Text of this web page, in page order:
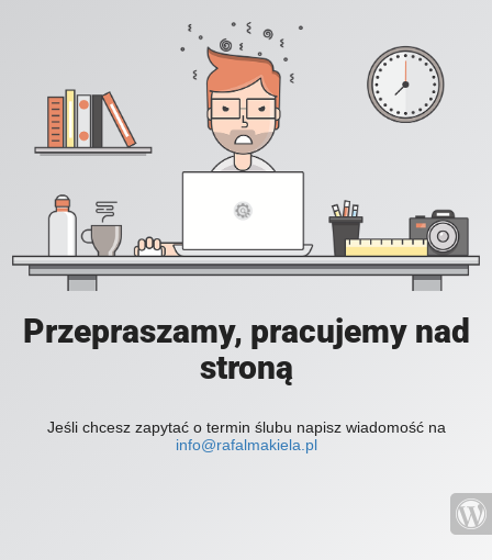
Przepraszamy, pracujemy nad
stroną
Jeśli chcesz zapytać o termin ślubu napisz wiadomość na
info@rafalmakiela.pl